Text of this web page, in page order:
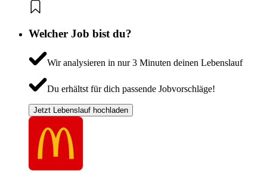
Welcher Job bist du?
Wir analysieren in nur 3 Minuten deinen Lebenslauf
Du erhältst für dich passende Jobvorschläge!
Jetzt Lebenslauf hochladen